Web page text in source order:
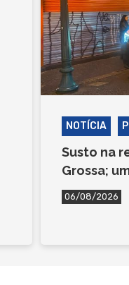
NOTÍCIA
Susto na
Grossa;
06/08/2026